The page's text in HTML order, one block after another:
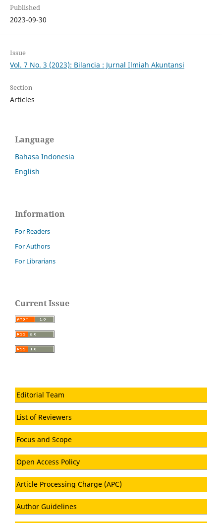
Published
2023-09-30
Issue
Vol. 7 No. 3 (2023): Bilancia : Jurnal Ilmiah Akuntansi
Section
Articles
Language
Bahasa Indonesia
English
Information
For Readers
For Authors
For Librarians
Current Issue
Editorial Team
List of Reviewers
Focus and Scope
Open Access Policy
Article Processing Charge (APC)
Author Guidelines